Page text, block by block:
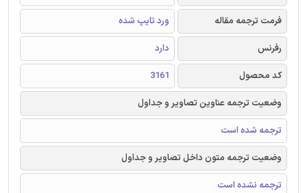
فرمت ترجمه مقاله
ورد تایپ شده
رفرنس
دارد
کد محصول
3161
وضعیت ترجمه عناوین تصاویر و جداول
ترجمه شده است
وضعیت ترجمه متون داخل تصاویر و جداول
ترجمه نشده است